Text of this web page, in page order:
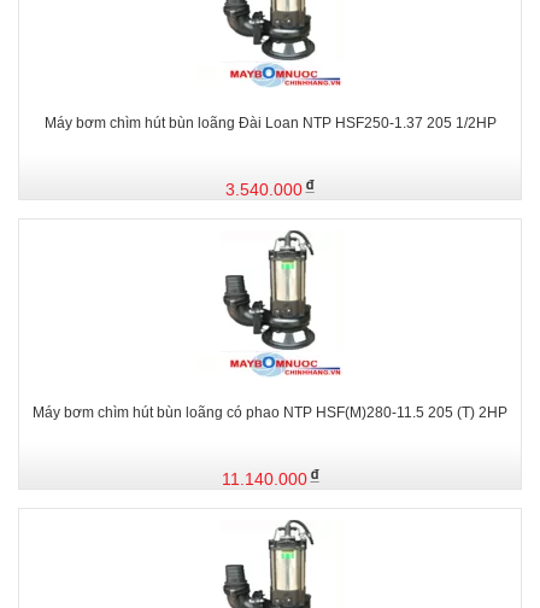
Máy bơm chìm hút bùn loãng Đài Loan NTP HSF250-1.37 205 1/2HP
3.540.000
Máy bơm chìm hút bùn loãng có phao NTP HSF(M)280-11.5 205 (T) 2HP
11.140.000